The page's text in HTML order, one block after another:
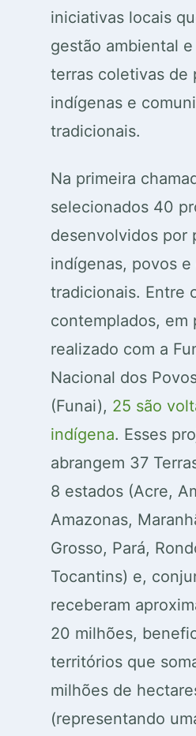
iniciativas locais
gestão ambiental
terras coletivas de
indígenas e
tradicionais.
Na primeira
selecionados 40
desenvolvidos por
indígenas, povos
tradicionais. Entre
contemplados, em
realizado com a
Nacional dos
(Funai), 25 são
indígena. Esses
abrangem 37
8 estados (Acre,
Amazonas,
Grosso, Pará,
Tocantins) e,
receberam
20 milhões,
territórios que
milhões de
(representando